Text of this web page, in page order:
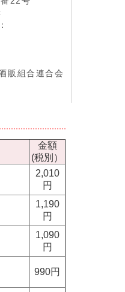
販組合連合会
金額
(税別）
2,010
円
1,190
円
1,090
円
990円